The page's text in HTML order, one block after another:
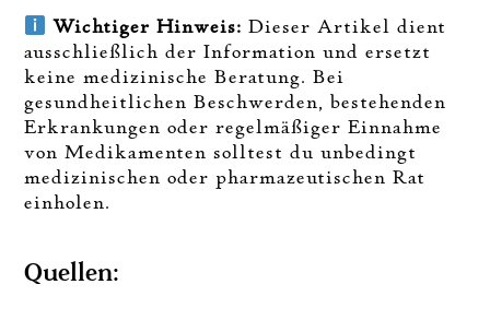
Wichtiger Hinweis: Dieser Artikel dient
ausschließlich der Information und ersetzt
keine medizinische Beratung. Bei
gesundheitlichen Beschwerden, bestehenden
Erkrankungen oder regelmäßiger Einnahme
von Medikamenten solltest du unbedingt
medizinischen oder pharmazeutischen Rat
einholen.
Quellen: